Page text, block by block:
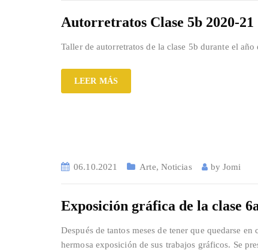
Autorretratos Clase 5b 2020-21
Taller de autorretratos de la clase 5b durante el año
LEER MÁS
06.10.2021 Arte, Noticias byJomi
Exposición gráfica de la clase
Después de tantos meses de tener que quedarse
hermosa exposición de sus trabajos gráficos. Se